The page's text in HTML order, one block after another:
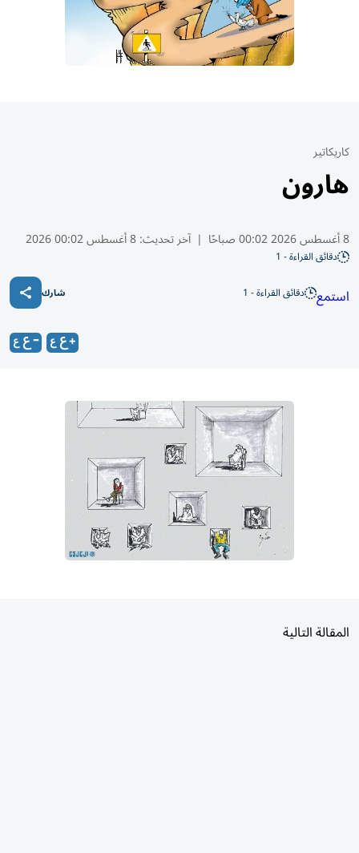
كاريكاتير
هارون
8 أغسطس 2026 00:02 صباحًا | آخر تحديث:8 أغسطس 00:02 2026
دقائق القراءة - 1
استمع دقائق القراءة - 1 شارك
المقالة التالية